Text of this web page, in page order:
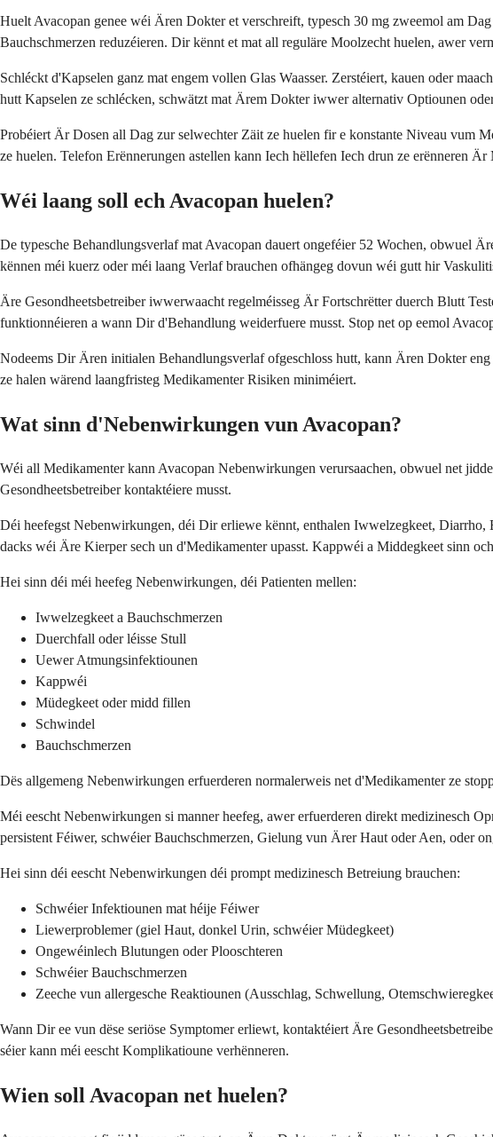
Huelt Avacopan genee wéi Ären Dokter et verschreift, typesch 30 mg zweemol am
Bauchschmerzen reduzéieren. Dir kënnt et mat all reguläre Moolzecht huelen, awer
Schléckt d'Kapselen ganz mat engem vollen Glas Waasser. Zerstéiert, kauen oder
hutt Kapselen ze schlécken, schwätzt mat Ärem Dokter iwwer alternativ Optiounen
Probéiert Är Dosen all Dag zur selwechter Zäit ze huelen fir e konstante Niveau vum
ze huelen. Telefon Erënnerungen astellen kann Iech hëllefen Iech drun ze erënneren
Wéi laang soll ech Avacopan huelen?
De typesche Behandlungsverlaf mat Avacopan dauert ongeféier 52 Wochen, obwuel
kënnen méi kuerz oder méi laang Verlaf brauchen ofhängeg dovun wéi gutt hir
Äre Gesondheetsbetreiber iwwerwaacht regelméisseg Är Fortschrëtter duerch Blutt
funktionnéieren a wann Dir d'Behandlung weiderfuere musst. Stop net op eemol
Nodeems Dir Ären initialen Behandlungsverlaf ofgeschloss hutt, kann Ären Dokter
ze halen wärend laangfristeg Medikamenter Risiken miniméiert.
Wat sinn d'Nebenwirkungen vun Avacopan?
Wéi all Medikamenter kann Avacopan Nebenwirkungen verursaachen, obwuel net
Gesondheetsbetreiber kontaktéiere musst.
Déi heefegst Nebenwirkungen, déi Dir erliewe kënnt, enthalen Iwwelzegkeet,
dacks wéi Äre Kierper sech un d'Medikamenter upasst. Kappwéi a Middegkeet sinn
Hei sinn déi méi heefeg Nebenwirkungen, déi Patienten mellen:
Iwwelzegkeet a Bauchschmerzen
Duerchfall oder léisse Stull
Uewer Atmungsinfektiounen
Kappwéi
Müdegkeet oder midd fillen
Schwindel
Bauchschmerzen
Dës allgemeng Nebenwirkungen erfuerderen normalerweis net d'Medikamenter ze
Méi eescht Nebenwirkungen si manner heefeg, awer erfuerderen direkt medizinesch
persistent Féiwer, schwéier Bauchschmerzen, Gielung vun Ärer Haut oder Aen, oder
Hei sinn déi eescht Nebenwirkungen déi prompt medizinesch Betreiung brauchen:
Schwéier Infektiounen mat héije Féiwer
Liewerproblemer (giel Haut, donkel Urin, schwéier Müdegkeet)
Ongewéinlech Blutungen oder Plooschteren
Schwéier Bauchschmerzen
Zeeche vun allergesche Reaktiounen (Ausschlag, Schwellung,
Wann Dir ee vun dëse seriöse Symptomer erliewt, kontaktéiert Äre
séier kann méi eescht Komplikatioune verhënneren.
Wien soll Avacopan net huelen?